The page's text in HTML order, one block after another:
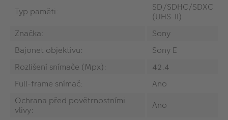
Typ paměti:
SD/SDHC/SDXC
(UHS-II)
Značka:
Sony
Bajonet objektivu:
Sony E
Rozlišení snímače (Mpx):
42.4
Full-frame snímač:
Ano
Ochrana před povětrnostními
vlivy:
Ano